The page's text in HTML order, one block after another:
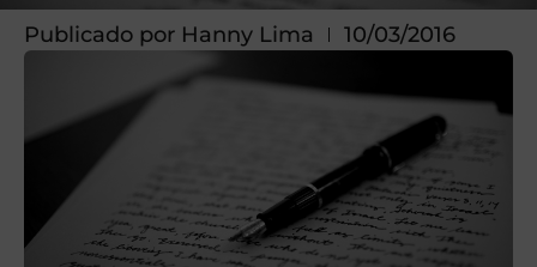
Publicado por Hanny Lima 10/03/2016